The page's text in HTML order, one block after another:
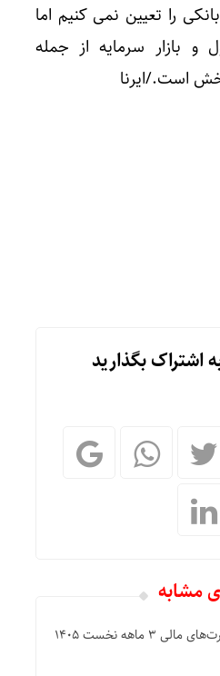
را تعیین نمی کنیم اما
و بازار سرمایه از جمله
است./ایرنا
اشتراک بگذارید
مشابه
بررسی صورت‌های مالی 3 ماهه نخست 1405